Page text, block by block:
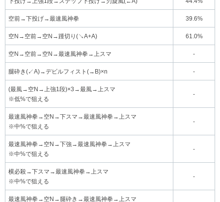
空前→下投げ→最速風神拳 39.6%
空N→空前→空N→踵切り(↘A+A) 61.0%
空N→空前→空N→最速風神拳→上スマ -
腿砕き(↙A)→デビルフィスト(→B)×n -
(最風→空N→上強1段)×3→最風→上スマ
※低%で狙える
-
最速風神拳→空N→下スマ→最速風神拳→上スマ
※中%で狙える
-
最速風神拳→空N→下強→最速風神拳→上スマ
※中%で狙える
-
横必殺→下スマ→最速風神拳→上スマ
※中%で狙える
-
最速風神拳→空N→腿砕き→最速風神拳→上スマ